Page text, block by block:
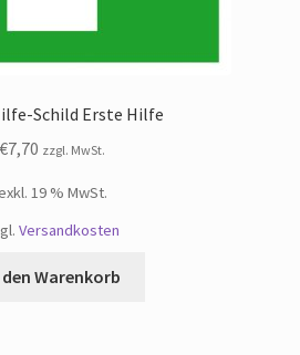
Schild Erste Hilfe
€7,70 zzgl. MwSt.
19 % MwSt.
Versandkosten
den Warenkorb